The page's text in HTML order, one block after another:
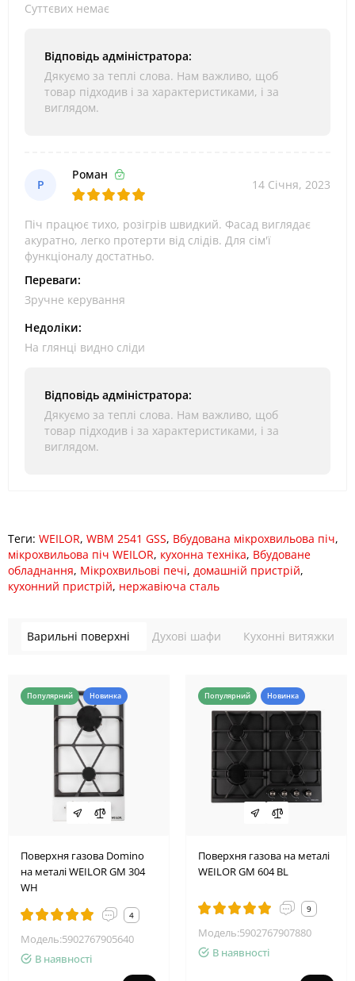
Суттєвих немає
Відповідь адміністратора:
Дякуємо за теплі слова. Нам важливо, щоб
товар підходив і за характеристиками, і за
виглядом.
Р
Роман
14 Січня, 2023
Піч працює тихо, розігрів швидкий. Фасад виглядає
акуратно, легко протерти від слідів. Для сім'ї
функціоналу достатньо.
Переваги:
Зручне керування
Недоліки:
На глянці видно сліди
Відповідь адміністратора:
Дякуємо за теплі слова. Нам важливо, щоб
товар підходив і за характеристиками, і за
виглядом.
Теги: WEILOR, WBM 2541 GSS, Вбудована мікрохвильова піч,
мікрохвильова піч WEILOR, кухонна техніка, Вбудоване
обладнання, Мікрохвильові печі, домашній пристрій,
кухонний пристрій, нержавіюча сталь
Варильні поверхні Духові шафи Кухонні витяжки
Популярний Новинка
Поверхня газова Domino
на металі WEILOR GM 304
WH
4
Модель:5902767905640
В наявності
Популярний Новинка
Поверхня газова на металі
WEILOR GM 604 BL
9
Модель:5902767907880
В наявності